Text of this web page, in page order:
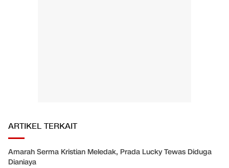
ARTIKEL TERKAIT
Amarah Serma Kristian Meledak, Prada Lucky Tewas Diduga
Dianiaya